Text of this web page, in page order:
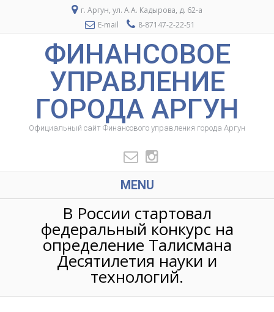
г. Аргун, ул. А.А. Кадырова, д. 62-а
E-mail
8-87147-2-22-51
ФИНАНСОВОЕ
УПРАВЛЕНИЕ
ГОРОДА АРГУН
Официальный сайт Финансового управления города Аргун
MENU
В России стартовал
федеральный конкурс на
определение Талисмана
Десятилетия науки и
технологий.